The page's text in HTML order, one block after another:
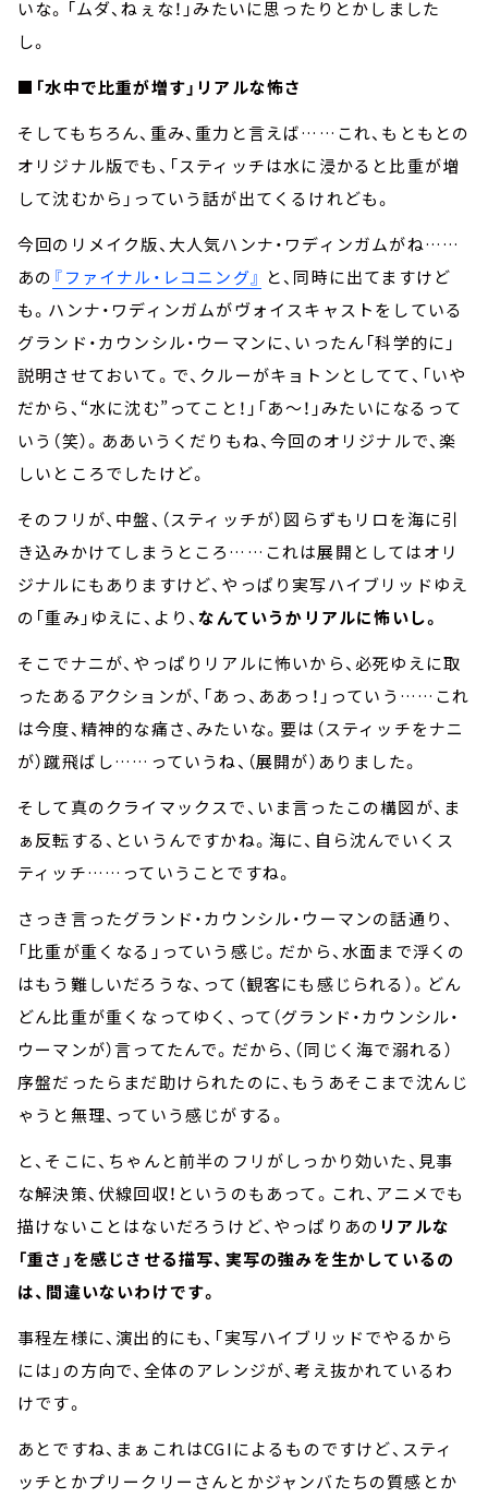
いな。「ムダ、ねぇな！」みたいに思ったりとかしました
し。
■「水中で比重が増す」リアルな怖さ
そしてもちろん、重み、重力と言えば……これ、もともとの
オリジナル版でも、「スティッチは水に浸かると比重が増
して沈むから」っていう話が出てくるけれども。
今回のリメイク版、大人気ハンナ・ワディンガムがね……
あの 『ファイナル・レコニング』 と、同時に出てますけど
も。ハンナ・ワディンガムがヴォイスキャストをしている
グランド・カウンシル・ウーマンに、いったん「科学的に」
説明させておいて。で、クルーがキョトンとしてて、「いや
だから、“水に沈む”ってこと！」「あ～！」みたいになるって
いう（笑）。ああいうくだりもね、今回のオリジナルで、楽
しいところでしたけど。
そのフリが、中盤、（スティッチが）図らずもリロを海に引
き込みかけてしまうところ……これは展開としてはオリ
ジナルにもありますけど、やっぱり実写ハイブリッドゆえ
の「重み」ゆえに、より、なんていうかリアルに怖いし。
そこでナニが、やっぱりリアルに怖いから、必死ゆえに取
ったあるアクションが、「あっ、ああっ！」っていう……これ
は今度、精神的な痛さ、みたいな。要は（スティッチをナニ
が）蹴飛ばし……っていうね、（展開が）ありました。
そして真のクライマックスで、いま言ったこの構図が、ま
ぁ反転する、というんですかね。海に、自ら沈んでいくス
ティッチ……っていうことですね。
さっき言ったグランド・カウンシル・ウーマンの話通り、
「比重が重くなる」っていう感じ。だから、水面まで浮くの
はもう難しいだろうな、って（観客にも感じられる）。どん
どん比重が重くなってゆく、って（グランド・カウンシル・
ウーマンが）言ってたんで。だから、（同じく海で溺れる）
序盤だったらまだ助けられたのに、もうあそこまで沈んじ
ゃうと無理、っていう感じがする。
と、そこに、ちゃんと前半のフリがしっかり効いた、見事
な解決策、伏線回収！というのもあって。これ、アニメでも
描けないことはないだろうけど、やっぱりあの リアルな
「重さ」を感じさせる描写、実写の強みを生かしているの
は、間違いないわけです。
事程左様に、演出的にも、「実写ハイブリッドでやるから
には」の方向で、全体のアレンジが、考え抜かれているわ
けです。
あとですね、まぁこれはCGIによるものですけど、スティ
ッチとかプリークリーさんとかジャンバたちの質感とか